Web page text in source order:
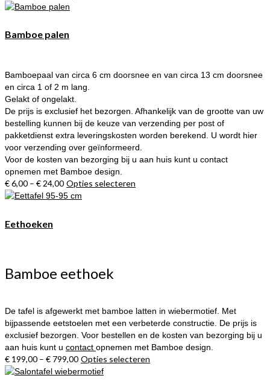
Bamboe palen
Bamboepaal van circa 6 cm doorsnee en van circa 13 cm doorsnee
en circa 1 of 2 m lang.
Gelakt of ongelakt.
De prijs is exclusief het bezorgen. Afhankelijk van de grootte van uw
bestelling kunnen bij de keuze van verzending per post of
pakketdienst extra leveringskosten worden berekend. U wordt hier
voor verzending over geïnformeerd.
Voor de kosten van bezorging bij u aan huis kunt u contact
opnemen met Bamboe design.
€6,00 – € 24,00 Opties selecteren
de
productpagina
Eethoeken
Bamboe eethoek
De tafel is afgewerkt met bamboe latten in wiebermotief. Met
bijpassende eetstoelen met een verbeterde constructie. De prijs is
exclusief bezorgen. Voor bestellen en de kosten van bezorging bij u
aan huis kunt u contact opnemen met Bamboe design.
€ 199,00 – € 799,00 Opties selecteren